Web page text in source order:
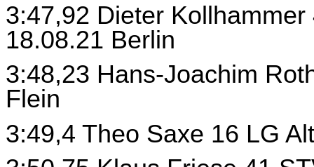
3:47,92 Dieter
18.08.21 Berlin
3:48,23 Hans-Joachim
Flein
3:49,4 Theo Saxe 16 LG